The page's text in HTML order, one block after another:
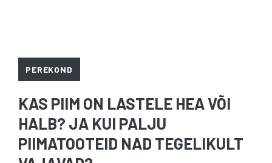
PEREKOND
KAS PIIM ON LASTELE HEA VÕI
HALB? JA KUI PALJU
PIIMATOOTEID NAD TEGELIKULT